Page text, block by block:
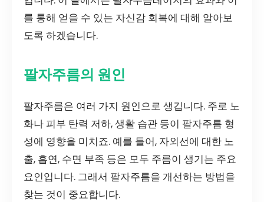
를 통해 얻을 수 있는 자신감 회복에 대해 알아보
도록 하겠습니다.
팔자주름의 원인
팔자주름은 여러 가지 원인으로 생깁니다. 주로 노
화나 피부 탄력 저하, 생활 습관 등이 팔자주름 형
성에 영향을 미치죠. 예를 들어, 자외선에 대한 노
출, 흡연, 수면 부족 등은 모두 주름이 생기는 주요
요인입니다. 그래서 팔자주름을 개선하는 방법을
찾는 것이 중요합니다.